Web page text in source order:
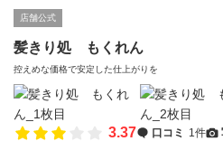
店舗公式
髪きり処 もくれん
控えめな価格で安定した仕上がりを
3.37 口コミ 1件